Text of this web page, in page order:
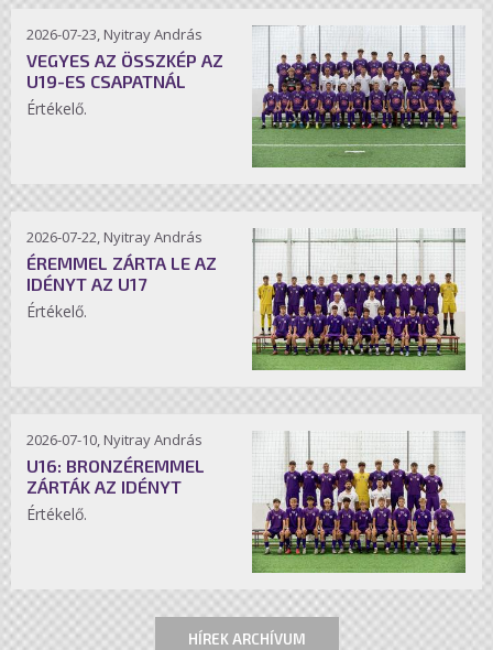
2026-07-23, Nyitray András
VEGYES AZ ÖSSZKÉP AZ
U19-ES CSAPATNÁL
Értékelő.
2026-07-22, Nyitray András
ÉREMMEL ZÁRTA LE AZ
IDÉNYT AZ U17
Értékelő.
2026-07-10, Nyitray András
U16: BRONZÉREMMEL
ZÁRTÁK AZ IDÉNYT
Értékelő.
HÍREK ARCHÍVUM